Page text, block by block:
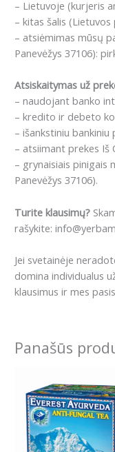
– Lietuvoje (kurjeris
– kitas šalis
– atsiėmimas mūsų
Panevėžys 37106):
Atsiskaitymas už
– naudojant banko
– kredito ir debeto
– išankstiniu bankiniu
– atsiimant prekes Iš
– grynaisiais pinigais
Panevėžys 37106).
Turite klausimų?
rašykite:
Jei svetainėje
domina individualus
klausimus ir mes
Panašūs